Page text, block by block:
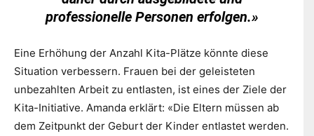
professionelle Personen erfolgen.»
Eine Erhöhung der Anzahl Kita-Plätze könnte diese
Situation verbessern. Frauen bei der geleisteten
unbezahlten Arbeit zu entlasten, ist eines der Ziele der
Kita-Initiative. Amanda erklärt: «Die Eltern müssen ab
dem Zeitpunkt der Geburt der Kinder entlastet werden.